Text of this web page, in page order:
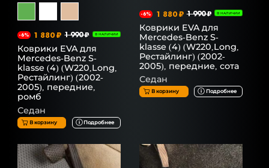
-6% 1 880 ₽ 1 990 ₽ В НАЛИЧИИ
Коврики EVA для
Mercedes-Benz S-
klasse (4) (W220,Long,
Рестайлинг) (2002-
2005), передние,
ромб
Седан
В корзину Подробнее
-6% 1 880 ₽ 1 990 ₽ В НАЛИЧИИ
Коврики EVA для
Mercedes-Benz S-
klasse (4) (W220,Long,
Рестайлинг) (2002-
2005), передние, сота
Седан
В корзину Подробнее